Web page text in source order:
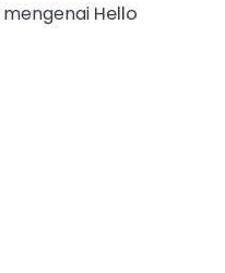
mengenai Hello